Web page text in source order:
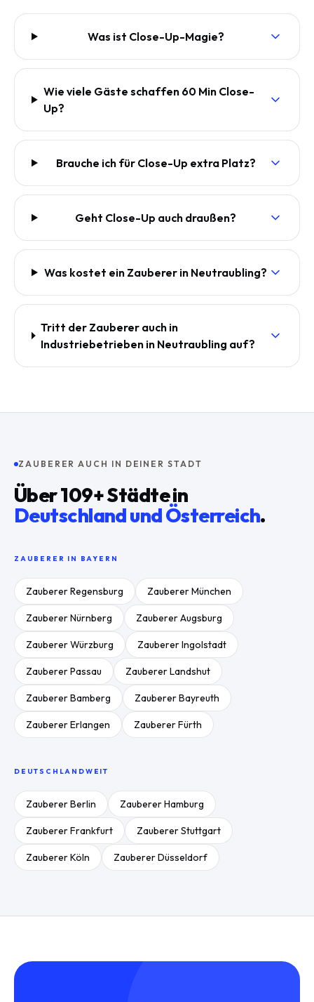
Was ist Close-Up-Magie?
Wie viele Gäste schaffen 60 Min Close-
Up?
Brauche ich für Close-Up extra Platz?
Geht Close-Up auch draußen?
Was kostet ein Zauberer in Neutraubling?
Tritt der Zauberer auch in
Industriebetrieben in Neutraubling auf?
ZAUBERER AUCH IN DEINER STADT
Über109+ Städte in
Deutschland und Österreich.
ZAUBERER IN BAYERN
ZaubererRegensburg ZaubererMünchen
ZaubererNürnberg ZaubererAugsburg
ZaubererWürzburg ZaubererIngolstadt
ZaubererPassau ZaubererLandshut
ZaubererBamberg ZaubererBayreuth
ZaubererErlangen ZaubererFürth
DEUTSCHLANDWEIT
ZaubererBerlin ZaubererHamburg
ZaubererFrankfurt ZaubererStuttgart
ZaubererKöln ZaubererDüsseldorf